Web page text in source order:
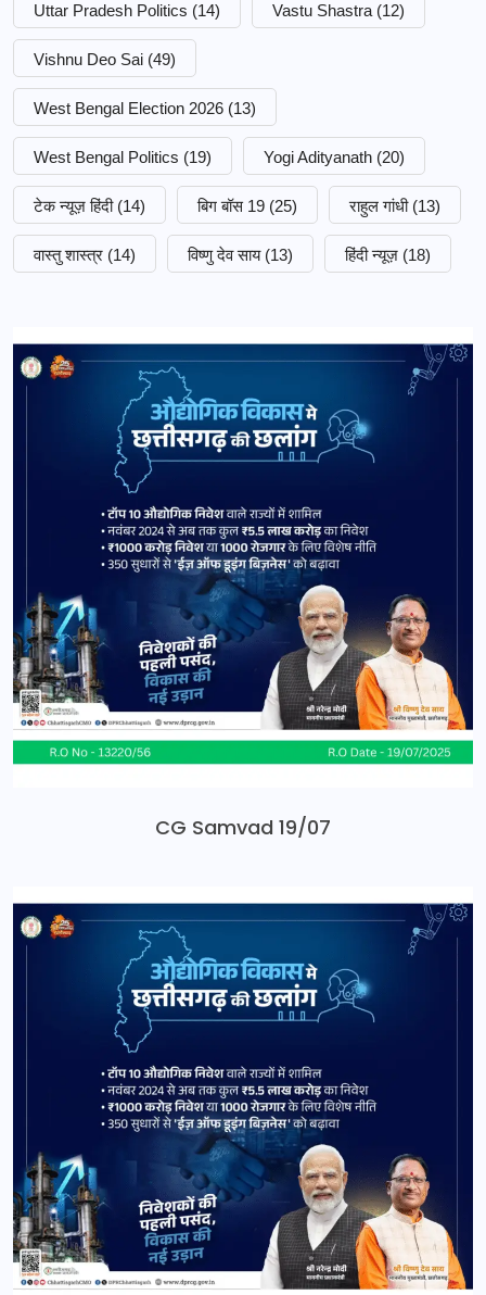
Uttar Pradesh Politics (14) Vastu Shastra (12)
Vishnu Deo Sai (49)
West Bengal Election 2026 (13)
West Bengal Politics (19) Yogi Adityanath (20)
टेक न्यूज़ हिंदी (14) बिग बॉस 19 (25) राहुल गांधी (13)
वास्तु शास्त्र (14) विष्णु देव साय (13) हिंदी न्यूज़ (18)
CG Samvad 19/07